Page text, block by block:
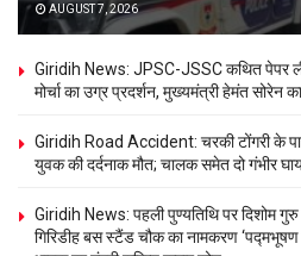
AUGUST 7, 2026
Giridih News: JPSC-JSSC कथित पेपर
मोर्चा का उग्र प्रदर्शन, मुख्यमंत्री हेमंत सोरेन
Giridih Road Accident: चरकी टोंगरी के
युवक की दर्दनाक मौत; चालक समेत दो गंभीर
Giridih News: पहली पुण्यतिथि पर दिशोम
गिरिडीह बस स्टैंड चौक का नामकरण